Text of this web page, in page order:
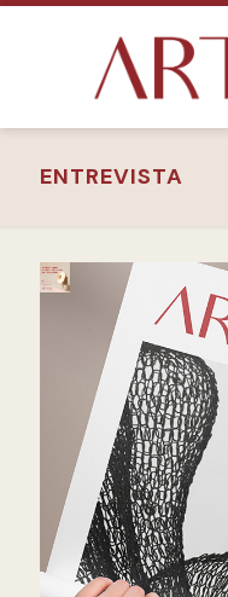
ENTREVISTA